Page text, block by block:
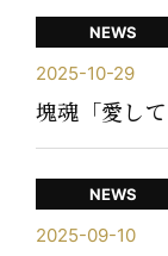
NEWS
2025-10-29
塊魂「愛し
NEWS
2025-09-10